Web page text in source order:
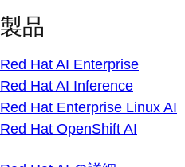
製品
Red Hat AI Enterprise
Red Hat AI Inference
Red Hat Enterprise Linux AI
Red Hat OpenShift AI